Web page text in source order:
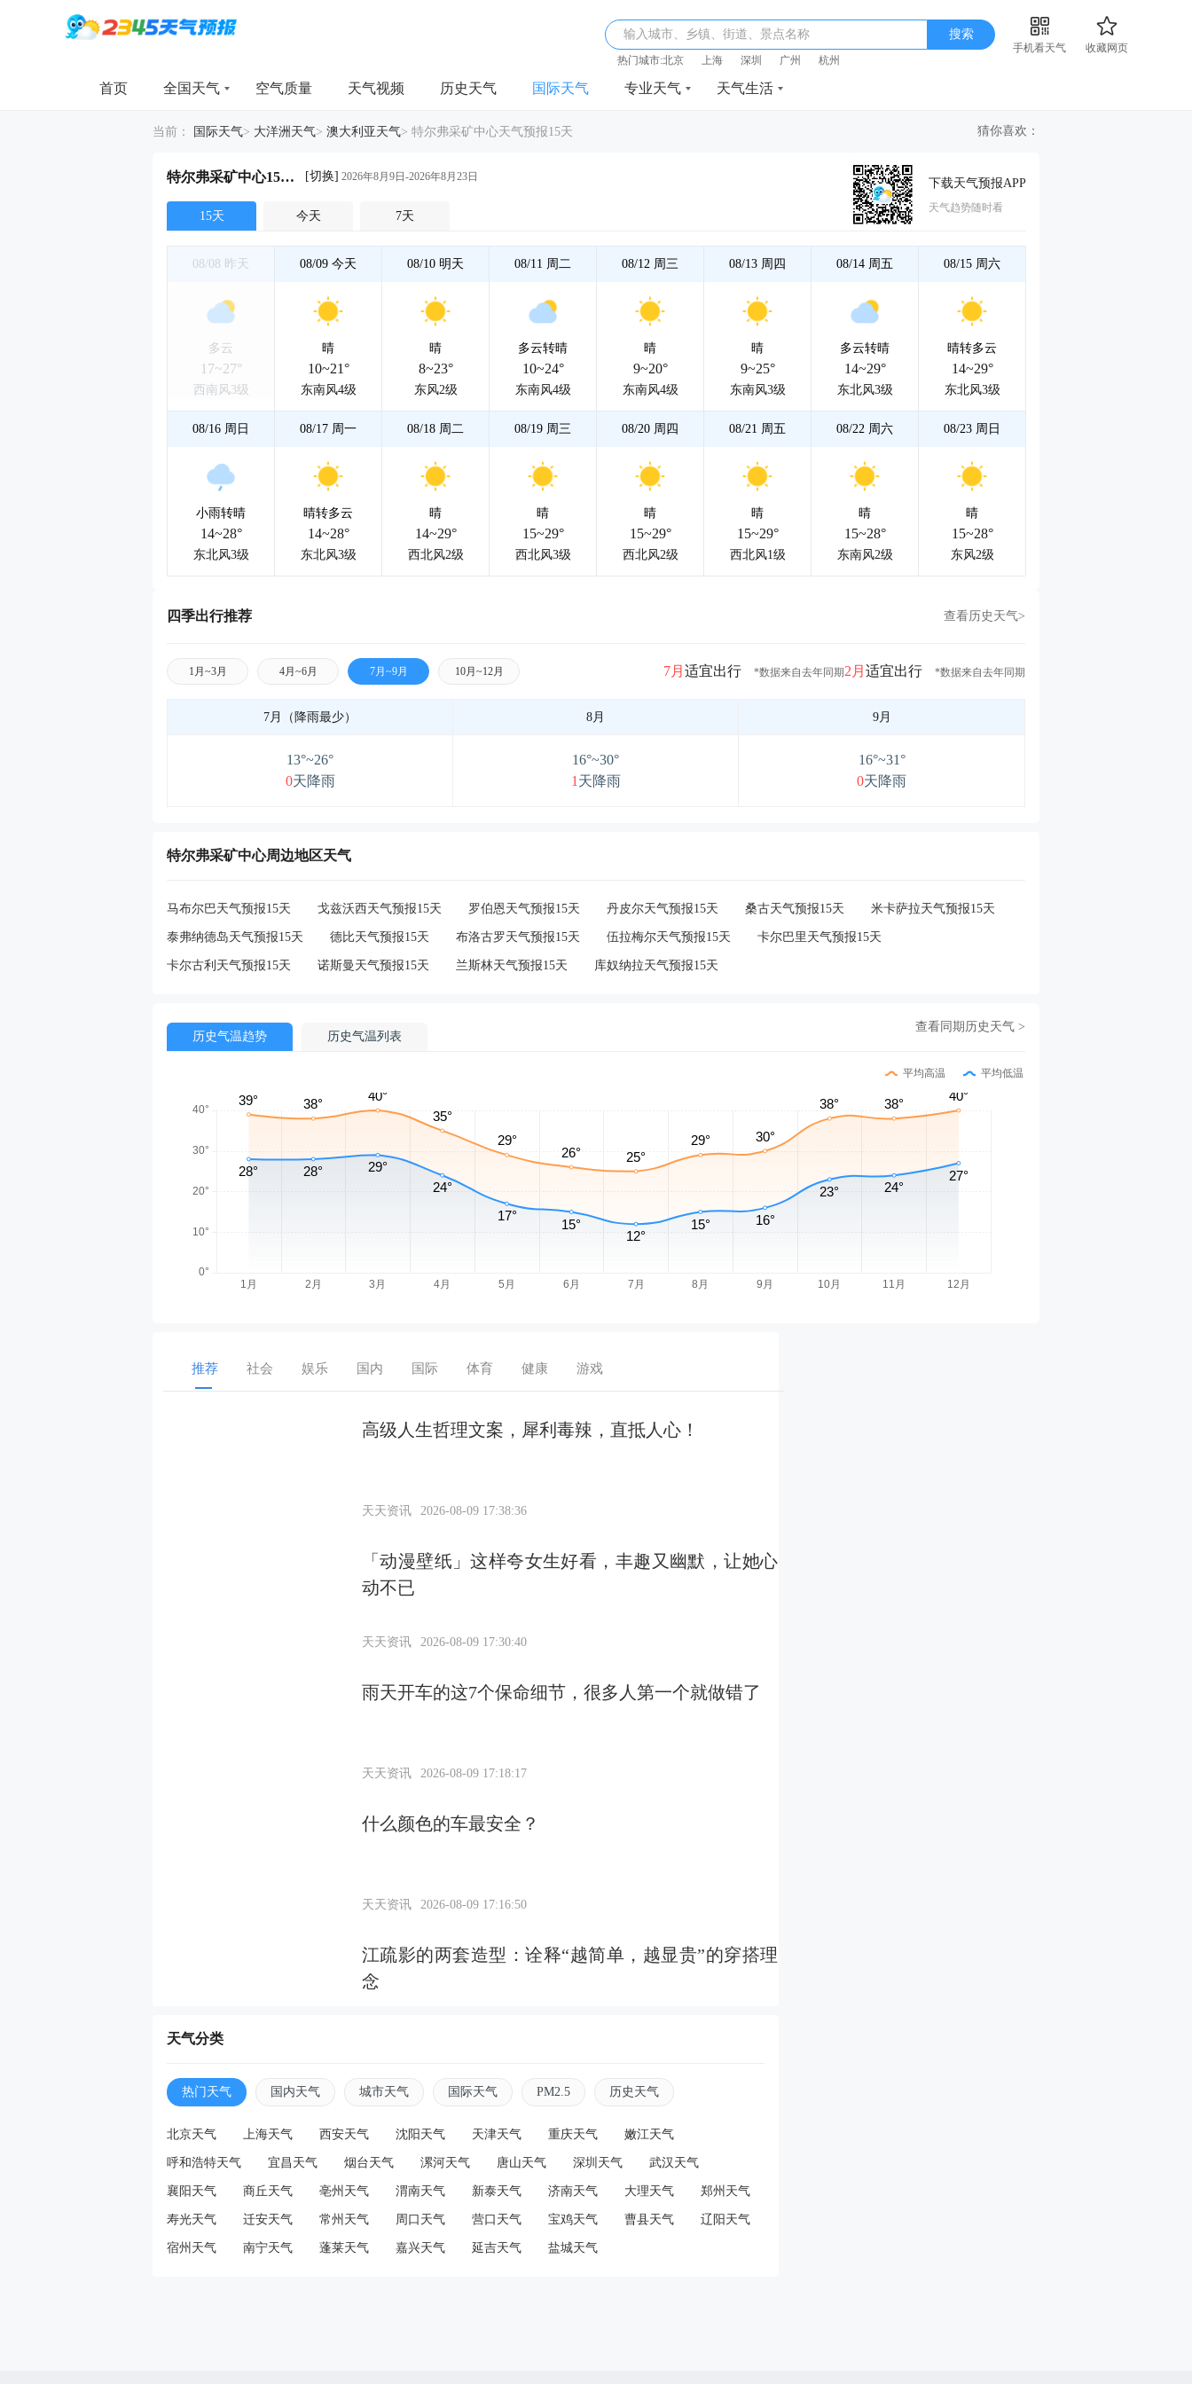
输入城市、乡镇、街道、景点名称 搜索
手机看天气
收藏网页
热门城市:北京 上海 深圳 广州 杭州
首页 全国天气 空气质量 天气视频 历史天气 国际天气 专业天气 天气生活
当前： 国际天气> 大洋洲天气> 澳大利亚天气> 特尔弗采矿中心天气预报15天 猜你喜欢：
特尔弗采矿中心15天天气详情 [切换] 2026年8月9日-2026年8月23日
15天 今天 7天
下载天气预报APP
天气趋势随时看
08/08 昨天
多云
17~27°
西南风3级
08/09 今天
晴
10~21°
东南风4级
08/10 明天
晴
8~23°
东风2级
08/11 周二
多云转晴
10~24°
东南风4级
08/12 周三
晴
9~20°
东南风4级
08/13 周四
晴
9~25°
东南风3级
08/14 周五
多云转晴
14~29°
东北风3级
08/15 周六
晴转多云
14~29°
东北风3级
08/16 周日
小雨转晴
14~28°
东北风3级
08/17 周一
晴转多云
14~28°
东北风3级
08/18 周二
晴
14~29°
西北风2级
08/19 周三
晴
15~29°
西北风3级
08/20 周四
晴
15~29°
西北风2级
08/21 周五
晴
15~29°
西北风1级
08/22 周六
晴
15~28°
东南风2级
08/23 周日
晴
15~28°
东风2级
四季出行推荐 查看历史天气>
1月~3月 4月~6月 7月~9月 10月~12月 2月 适宜出行 *数据来自去年同期
7月 适宜出行 *数据来自去年同期
7月（降雨最少） 8月 9月
13°~26°
0天降雨
16°~30°
1 天降雨
16°~31°
0天降雨
特尔弗采矿中心周边地区天气
马布尔巴天气预报15天 戈兹沃西天气预报15天 罗伯恩天气预报15天 丹皮尔天气预报15天 桑古天气预报15天 米卡萨拉天气预报15天
泰弗纳德岛天气预报15天 德比天气预报15天 布洛古罗天气预报15天 伍拉梅尔天气预报15天 卡尔巴里天气预报15天
卡尔古利天气预报15天 诺斯曼天气预报15天 兰斯林天气预报15天 库奴纳拉天气预报15天
历史气温趋势 历史气温列表
查看同期历史天气 >
平均高温 平均低温
推荐 社会 娱乐 国内 国际 体育 健康 游戏
高级人生哲理文案，犀利毒辣，直抵人心！
天天资讯 2026-08-09 17:38:36
「动漫壁纸」这样夸女生好看，丰趣又幽默，让她心
动不已
天天资讯 2026-08-09 17:30:40
雨天开车的这7个保命细节，很多人第一个就做错了
天天资讯 2026-08-09 17:18:17
什么颜色的车最安全？
天天资讯 2026-08-09 17:16:50
江疏影的两套造型：诠释“越简单，越显贵”的穿搭理
念
成毅全开麦唱3首，数万人合唱绿海翻涌！陈伟霆一
天天资讯 2026-08-09 12:39:14
古力娜扎招牌大眼睛，童年病根藏不住了！自曝恢复
不妙，可能要做手术
天气分类
热门天气 国内天气 城市天气 国际天气 PM2.5 历史天气
北京天气 上海天气 西安天气 沈阳天气 天津天气 重庆天气 嫩江天气
呼和浩特天气 宜昌天气 烟台天气 漯河天气 唐山天气 深圳天气 武汉天气
襄阳天气 商丘天气 亳州天气 渭南天气 新泰天气 济南天气 大理天气 郑州天气
寿光天气 迁安天气 常州天气 周口天气 营口天气 宝鸡天气 曹县天气 辽阳天气
宿州天气 南宁天气 蓬莱天气 嘉兴天气 延吉天气 盐城天气